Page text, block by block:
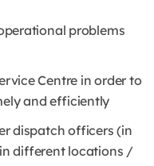
problems
Centre in order to
and efficiently
dispatch officers (in
different locations /